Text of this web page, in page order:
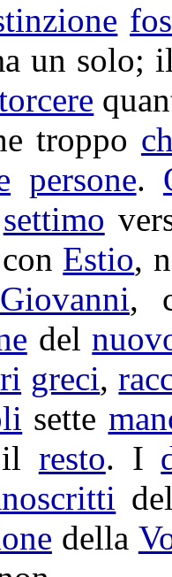
un solo;
troppo
persone.
settimo
con Estio,
Giovanni,
del
greci,
sette
resto. I
della